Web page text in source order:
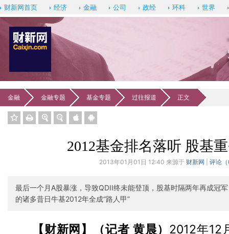
财新网首页 经济 金融 公司 政经 环科 世界
金融 金融专题 基金专题 过往报道 正文
2012基金排名落听 股基
2013年01月01日 12:40 来源于 财新网 评论（
最后一个月A股暴涨，导致QDII终未能登顶，股基时隔两年再成冠
的诸多昔日牛基2012年全成“路人甲”
【财新网】（记者 黄晨） 2012年12